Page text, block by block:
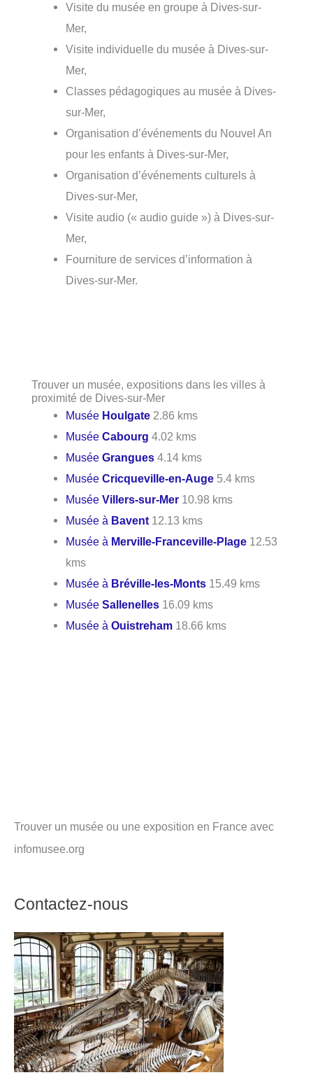
Visite du musée en groupe à Dives-sur-
Mer,
Visite individuelle du musée à Dives-sur-
Mer,
Classes pédagogiques au musée à Dives-
sur-Mer,
Organisation d’événements du Nouvel An
pour les enfants à Dives-sur-Mer,
Organisation d’événements culturels à
Dives-sur-Mer,
Visite audio (« audio guide ») à Dives-sur-
Mer,
Fourniture de services d’information à
Dives-sur-Mer.
Trouver un musée, expositions dans les villes à
proximité de Dives-sur-Mer
Musée Houlgate 2.86 kms
MuséeCabourg 4.02 kms
MuséeGrangues 4.14 kms
MuséeCricqueville-en-Auge 5.4 kms
MuséeVillers-sur-Mer 10.98 kms
Musée à Bavent 12.13 kms
Musée à Merville-Franceville-Plage 12.53
kms
Musée à Bréville-les-Monts 15.49 kms
MuséeSallenelles 16.09 kms
Musée àOuistreham 18.66 kms
Trouver un musée ou une exposition en France avec
infomusee.org
Contactez-nous